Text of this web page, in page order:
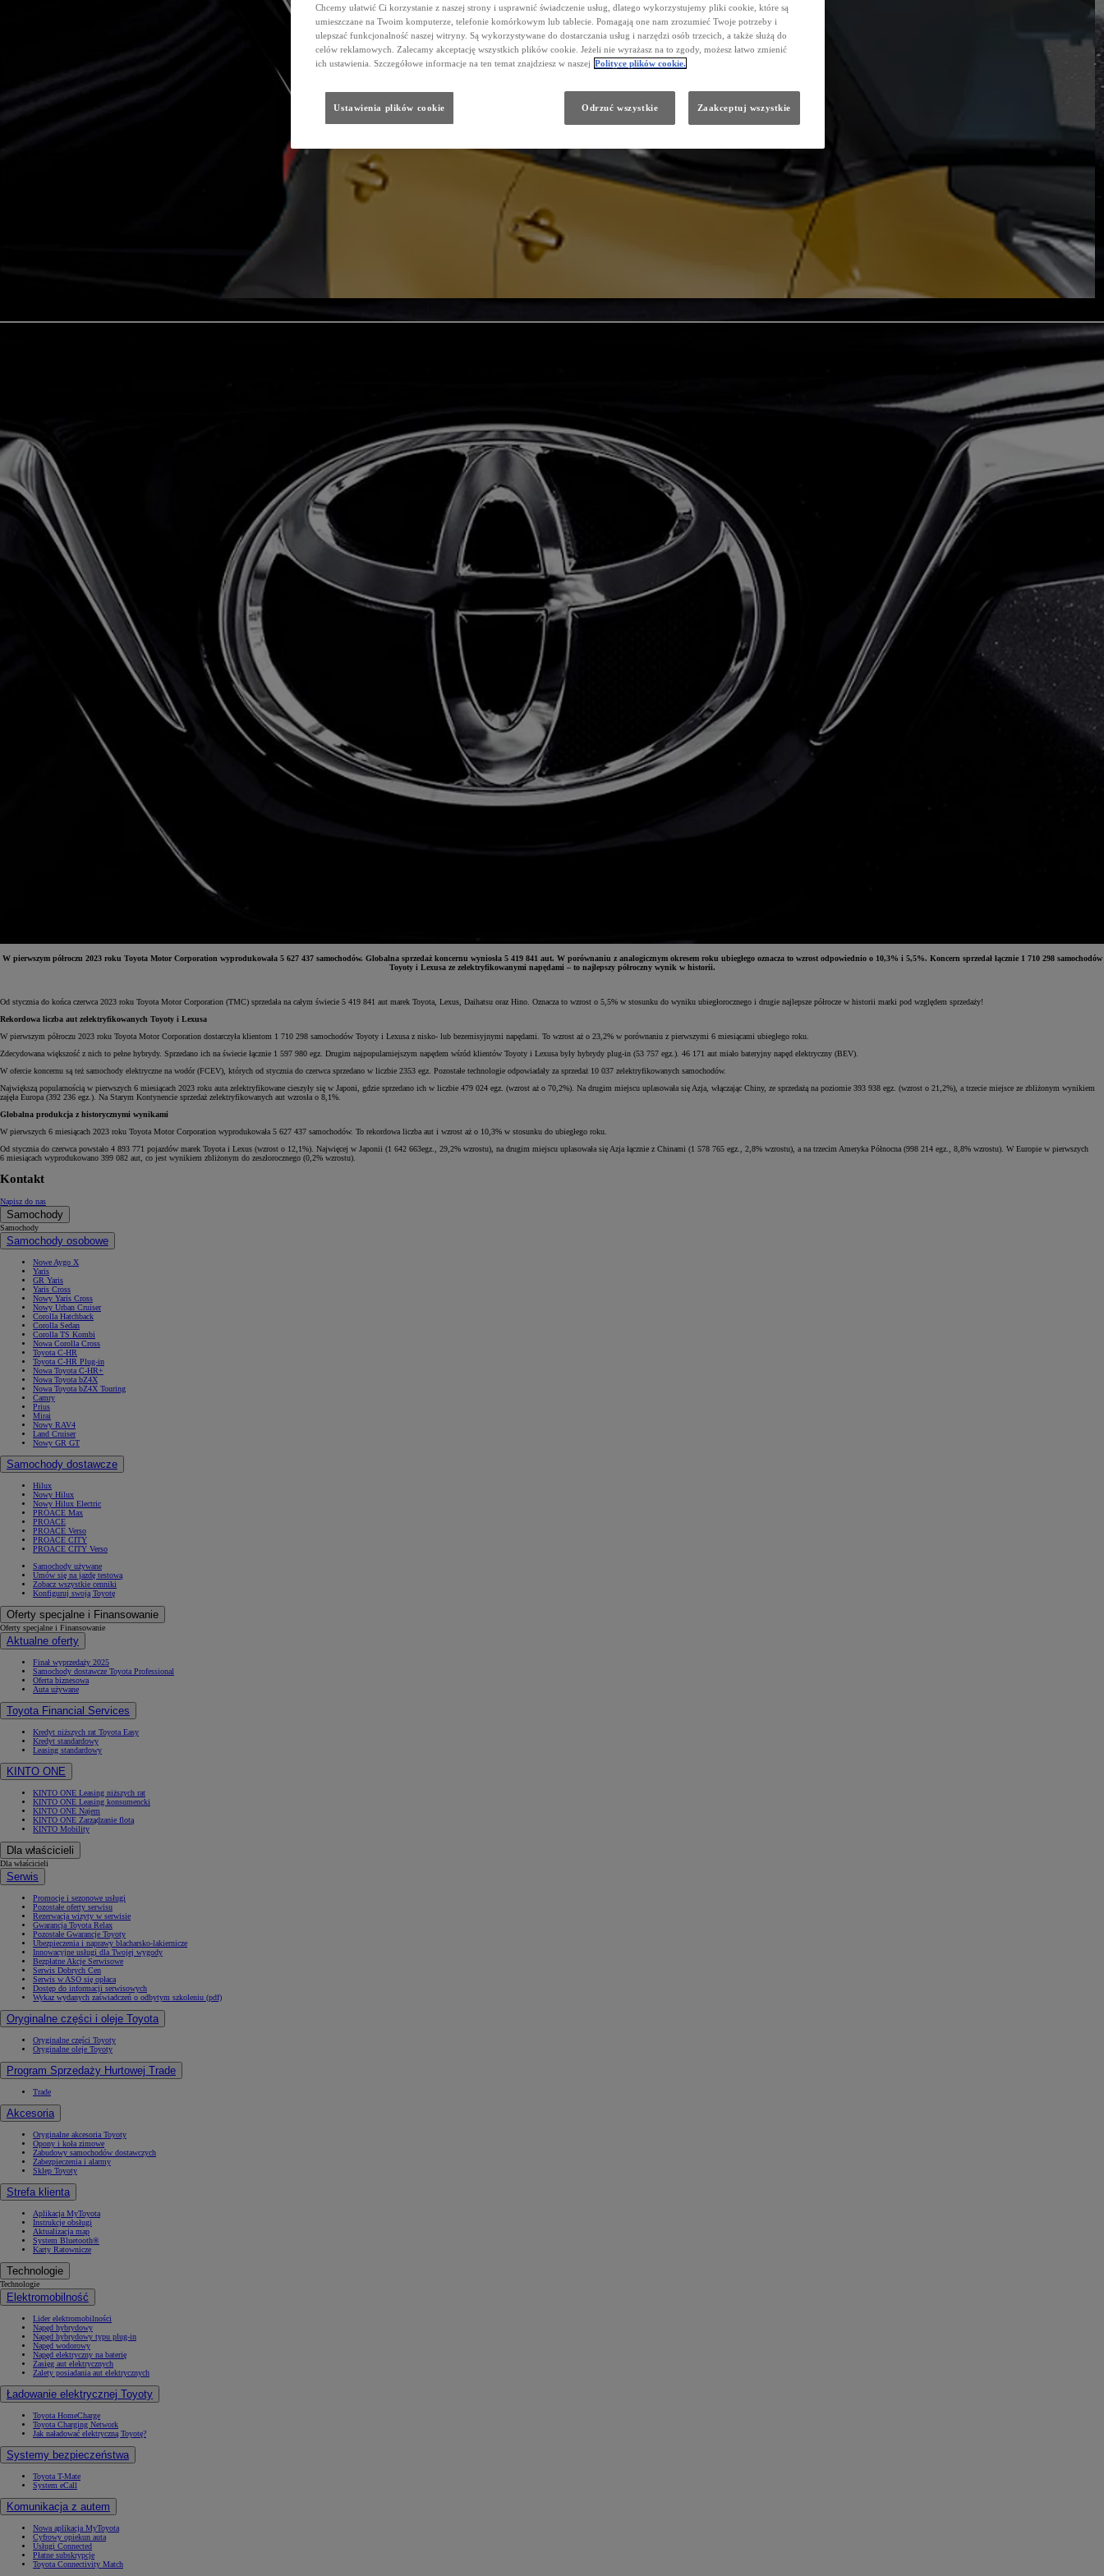
Yaris Cross
Od105 300 zł
Corolla Hatchback
W pierwszym półroczu 2023 roku Toyota Motor Corporation wyprodukowała 5 627 437 samochodów. Globalna sprzedaż koncernu wyniosła 5 419 841 aut. W porównaniu z analogicznym okresem roku ubiegłego oznacza to wzrost odpowiednio o 10,3% i 5,5%. Koncern sprzedał łącznie 1 710 298 samochodów
Toyoty i Lexusa ze zelektryfikowanymi napędami – to najlepszy półroczny wynik w historii.
Od stycznia do końca czerwca 2023 roku Toyota Motor Corporation (TMC) sprzedała na całym świecie 5 419 841 aut marek Toyota, Lexus, Daihatsu oraz Hino. Oznacza to wzrost o 5,5% w stosunku do wyniku ubiegłorocznego i drugie najlepsze półrocze w historii marki pod względem sprzedaży!
Rekordowa liczba aut zelektryfikowanych Toyoty i Lexusa
W pierwszym półroczu 2023 roku Toyota Motor Corporation dostarczyła klientom 1 710 298 samochodów Toyoty i Lexusa z nisko- lub bezemisyjnymi napędami. To wzrost aż o 23,2% w porównaniu z pierwszymi 6 miesiącami ubiegłego roku.
Zdecydowana większość z nich to pełne hybrydy. Sprzedano ich na świecie łącznie 1 597 980 egz. Drugim najpopularniejszym napędem wśród klientów Toyoty i Lexusa były hybrydy plug-in (53 757 egz.). 46 171 aut miało bateryjny napęd elektryczny (BEV).
W ofercie koncernu są też samochody elektryczne na wodór (FCEV), których od stycznia do czerwca sprzedano w liczbie 2353 egz. Pozostałe technologie odpowiadały za sprzedaż 10 037 zelektryfikowanych samochodów.
Największą popularnością w pierwszych 6 miesiącach 2023 roku auta zelektryfikowane cieszyły się w Japoni, gdzie sprzedano ich w liczbie 479 024 egz. (wzrost aż o 70,2%). Na drugim miejscu uplasowała się Azja, włączając Chiny, ze sprzedażą na poziomie 393 938 egz. (wzrost o 21,2%), a trzecie miejsce ze zbliżonym wynikiem
zajęła Europa (392 236 egz.). Na Starym Kontynencie sprzedaż zelektryfikowanych aut wzrosła o 8,1%.
Globalna produkcja z historycznymi wynikami
W pierwszych 6 miesiącach 2023 roku Toyota Motor Corporation wyprodukowała 5 627 437 samochodów. To rekordowa liczba aut i wzrost aż o 10,3% w stosunku do ubiegłego roku.
Od stycznia do czerwca powstało 4 893 771 pojazdów marek Toyota i Lexus (wzrost o 12,1%). Najwięcej w Japonii (1 642 663egz., 29,2% wzrostu), na drugim miejscu uplasowała się Azja łącznie z Chinami (1 578 765 egz., 2,8% wzrostu), a na trzecim Ameryka Północna (998 214 egz., 8,8% wzrostu). W Europie w pierwszych
6 miesiącach wyprodukowano 399 082 aut, co jest wynikiem zbliżonym do zeszłorocznego (0,2% wzrostu).
Kontakt
Napisz do nas
Samochody
Samochody
Samochody osobowe
Nowe Aygo X
Yaris
GR Yaris
Yaris Cross
Nowy Yaris Cross
Nowy Urban Cruiser
Corolla Hatchback
Corolla Sedan
Corolla TS Kombi
Nowa Corolla Cross
Toyota C-HR
Toyota C-HR Plug-in
Nowa Toyota C-HR+
Nowa Toyota bZ4X
Nowa Toyota bZ4X Touring
Camry
Prius
Mirai
Nowy RAV4
Land Cruiser
Nowy GR GT
Samochody dostawcze
Hilux
Nowy Hilux
Nowy Hilux Electric
PROACE Max
PROACE
PROACE Verso
PROACE CITY
PROACE CITY Verso
Samochody używane
Umów się na jazdę testową
Zobacz wszystkie cenniki
Konfiguruj swoją Toyotę
Oferty specjalne i Finansowanie
Oferty specjalne i Finansowanie
Aktualne oferty
Finał wyprzedaży 2025
Samochody dostawcze Toyota Professional
Oferta biznesowa
Auta używane
Toyota Financial Services
Kredyt niższych rat Toyota Easy
Kredyt standardowy
Leasing standardowy
KINTO ONE
KINTO ONE Leasing niższych rat
KINTO ONE Leasing konsumencki
KINTO ONE Najem
KINTO ONE Zarządzanie flotą
KINTO Mobility
Dla właścicieli
Dla właścicieli
Serwis
Promocje i sezonowe usługi
Pozostałe oferty serwisu
Rezerwacja wizyty w serwisie
Gwarancja Toyota Relax
Pozostałe Gwarancje Toyoty
Ubezpieczenia i naprawy blacharsko-lakiernicze
Innowacyjne usługi dla Twojej wygody
Bezpłatne Akcje Serwisowe
Serwis Dobrych Cen
Serwis w ASO się opłaca
Dostęp do informacji serwisowych
Wykaz wydanych zaświadczeń o odbytym szkoleniu (pdf)
Oryginalne części i oleje Toyota
Oryginalne części Toyoty
Oryginalne oleje Toyoty
Program Sprzedaży Hurtowej Trade
Trade
Akcesoria
Oryginalne akcesoria Toyoty
Opony i koła zimowe
Zabudowy samochodów dostawczych
Zabezpieczenia i alarmy
Sklep Toyoty
Strefa klienta
Aplikacja MyToyota
Instrukcje obsługi
Aktualizacja map
System Bluetooth®
Karty Ratownicze
Technologie
Technologie
Elektromobilność
Lider elektromobilności
Napęd hybrydowy
Napęd hybrydowy typu plug-in
Napęd wodorowy
Napęd elektryczny na baterię
Zasięg aut elektrycznych
Zalety posiadania aut elektrycznych
Ładowanie elektrycznej Toyoty
Toyota HomeCharge
Toyota Charging Network
Jak naładować elektryczną Toyotę?
Systemy bezpieczeństwa
Toyota T-Mate
System eCall
Komunikacja z autem
Nowa aplikacja MyToyota
Cyfrowy opiekun auta
Usługi Connected
Płatne subskrypcje
Toyota Connectivity Match
Chcemy ułatwić Ci korzystanie z naszej strony i usprawnić świadczenie usług, dlatego wykorzystujemy pliki cookie, które są
umieszczane na Twoim komputerze, telefonie komórkowym lub tablecie. Pomagają one nam zrozumieć Twoje potrzeby i
ulepszać funkcjonalność naszej witryny. Są wykorzystywane do dostarczania usług i narzędzi osób trzecich, a także służą do
celów reklamowych. Zalecamy akceptację wszystkich plików cookie. Jeżeli nie wyrażasz na to zgody, możesz łatwo zmienić
ich ustawienia. Szczegółowe informacje na ten temat znajdziesz w naszej Polityce plików cookie.
Ustawienia plików cookie Odrzuć wszystkie Zaakceptuj wszystkie